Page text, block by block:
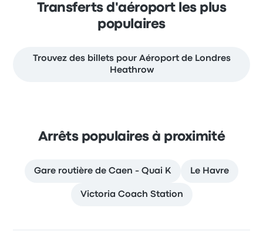
Transferts d'aéroport les plus
populaires
Trouvez des billets pour Aéroport de Londres
Heathrow
Arrêts populaires à proximité
Gare routière de Caen - Quai K Le Havre
Victoria Coach Station